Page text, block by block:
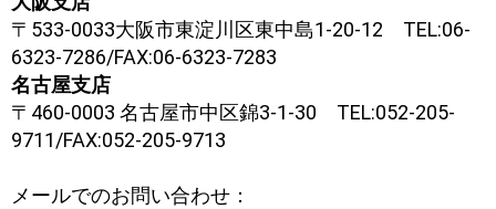
サ
イ
ト
〒533-0033大阪市東淀川区東中島1-20-12 TEL:06-
6323-7286/FAX:06-6323-7283
名古屋支店
〒460-0003 名古屋市中区錦3-1-30 TEL:052-205-
9711/FAX:052-205-9713
メールでのお問い合わせ：